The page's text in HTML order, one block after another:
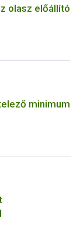
olasz előállító
minimum